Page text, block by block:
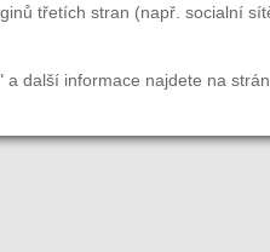
třetích stran (např. socialní
a další informace najdete na